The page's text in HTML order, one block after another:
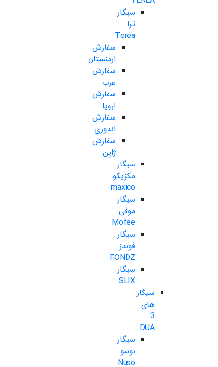
سیگار
ترا
Terea
سفارش
ارمنستان
سفارش
عرب
سفارش
اروپا
سفارش
اندوزی
سفارش
ژاپن
سیگار
مکزیکو
maxico
سیگار
موفی
Mofee
سیگار
فوندز
FONDZ
سیگار
SLIX
سیگار
های
3
DUA
سیگار
نوسو
Nuso